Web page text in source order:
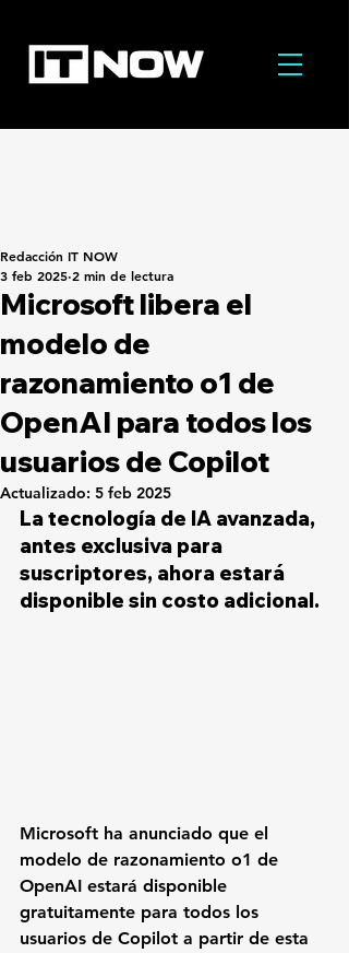
Microsoft libera el
modelo de
razonamiento o1 de
OpenAI para todos los
usuarios de Copilot
Redacción IT NOW
3 feb 2025 2 min de lectura
Actualizado: 5 feb 2025
La tecnología de IA avanzada,
antes exclusiva para
suscriptores, ahora estará
disponible sin costo adicional.
Microsoft ha anunciado que el
modelo de razonamiento o1 de
OpenAI estará disponible
gratuitamente para todos los
usuarios de Copilot a partir de esta